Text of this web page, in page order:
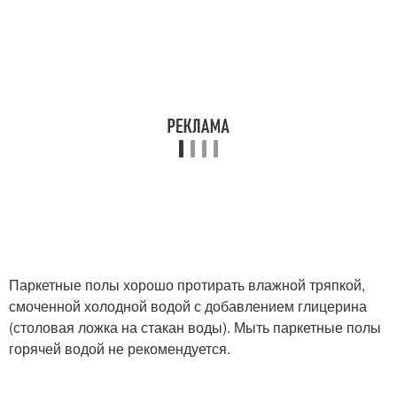
Паркетные полы хорошо протирать влажной тряпкой,
смоченной холодной водой с добавлением глицерина
(столо­вая ложка на стакан воды). Мыть паркетные полы
горячей водой не рекомендуется.